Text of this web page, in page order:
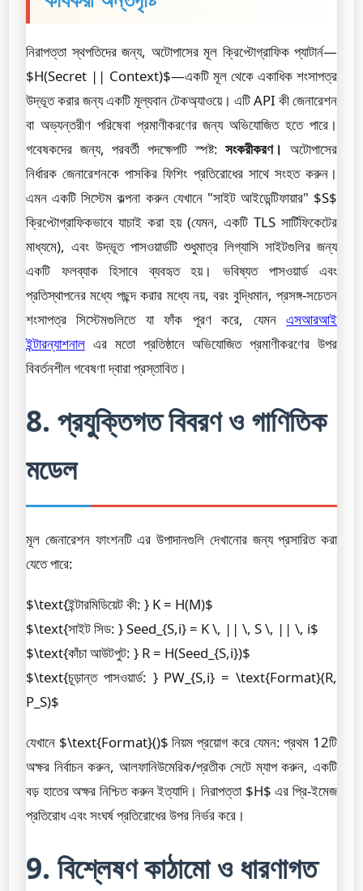
নিরাপত্তা স্থপতিদের জন্য, অটোপাসের মূল ক্রিপ্টোগ্রাফিক প্যাটার্ন—
$H(Secret || Context)$—একটি মূল থেকে একাধিক শংসাপত্র
উদ্ভূত করার জন্য একটি মূল্যবান টেকঅ্যাওয়ে। এটি API কী জেনারেশন
বা অভ্যন্তরীণ পরিষেবা প্রমাণীকরণের জন্য অভিযোজিত হতে পারে।
গবেষকদের জন্য, পরবর্তী পদক্ষেপটি স্পষ্ট:সংকরীকরণ। অটোপাসের
নির্ধারক জেনারেশনকে পাসকির ফিশিং প্রতিরোধের সাথে সংহত করুন।
এমন একটি সিস্টেম কল্পনা করুন যেখানে "সাইট আইডেন্টিফায়ার" $S$
ক্রিপ্টোগ্রাফিকভাবে যাচাই করা হয় (যেমন, একটি TLS সার্টিফিকেটের
মাধ্যমে), এবং উদ্ভূত পাসওয়ার্ডটি শুধুমাত্র লিগ্যাসি সাইটগুলির জন্য
একটি ফলব্যাক হিসাবে ব্যবহৃত হয়। ভবিষ্যত পাসওয়ার্ড এবং
প্রতিস্থাপনের মধ্যে পছন্দ করার মধ্যে নয়, বরং বুদ্ধিমান, প্রসঙ্গ-সচেতন
শংসাপত্র সিস্টেমগুলিতে যা ফাঁক পূরণ করে, যেমন এসআরআই
ইন্টারন্যাশনাল এর মতো প্রতিষ্ঠানে অভিযোজিত প্রমাণীকরণের উপর
বিবর্তনশীল গবেষণা দ্বারা প্রস্তাবিত।
8. প্রযুক্তিগত বিবরণ ও গাণিতিক
মডেল
মূল জেনারেশন ফাংশনটি এর উপাদানগুলি দেখানোর জন্য প্রসারিত করা
যেতে পারে:
$\text{ইন্টারমিডিয়েট কী: } K = H(M)$
$\text{সাইট সিড: } Seed_{S,i} = K \, || \, S \, || \, i$
$\text{কাঁচা আউটপুট: } R = H(Seed_{S,i})$
$\text{চূড়ান্ত পাসওয়ার্ড: } PW_{S,i} = \text{Format}(R,
P_S)$
যেখানে $\text{Format}()$ নিয়ম প্রয়োগ করে যেমন: প্রথম 12টি
অক্ষর নির্বাচন করুন, আলফানিউমেরিক/প্রতীক সেটে ম্যাপ করুন, একটি
বড় হাতের অক্ষর নিশ্চিত করুন ইত্যাদি। নিরাপত্তা $H$ এর প্রি-ইমেজ
প্রতিরোধ এবং সংঘর্ষ প্রতিরোধের উপর নির্ভর করে।
9. বিশ্লেষণ কাঠামো ও ধারণাগত